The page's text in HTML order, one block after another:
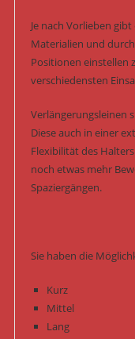
Je nach Vorlieben
Materialien und
Positionen einstellen
verschiedensten
Verlängerungsleinen
Diese auch in einer
Flexibilität des
noch etwas mehr
Spaziergängen.
Sie haben die
Kurz
Mittel
Lang